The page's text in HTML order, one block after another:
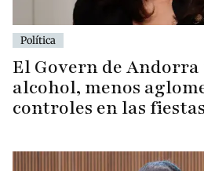
Política
El Govern de Andorra
alcohol, menos
controles en las